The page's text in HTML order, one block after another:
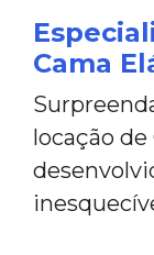
Cama
locação